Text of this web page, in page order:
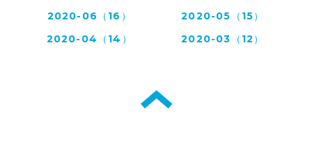
2020-06（16）
2020-05（15）
2020-04（14）
2020-03（12）